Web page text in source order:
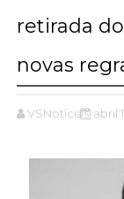
retirada
novas
VSNotícias abril